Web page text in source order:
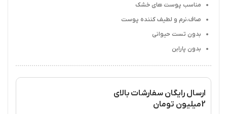
مناسب پوست های خشک
صاف،نرم و لطیف کننده پوست
بدون تست حیوانی
بدون پارابن
ارسال رایگان سفارشات بالای
2میلیون تومان